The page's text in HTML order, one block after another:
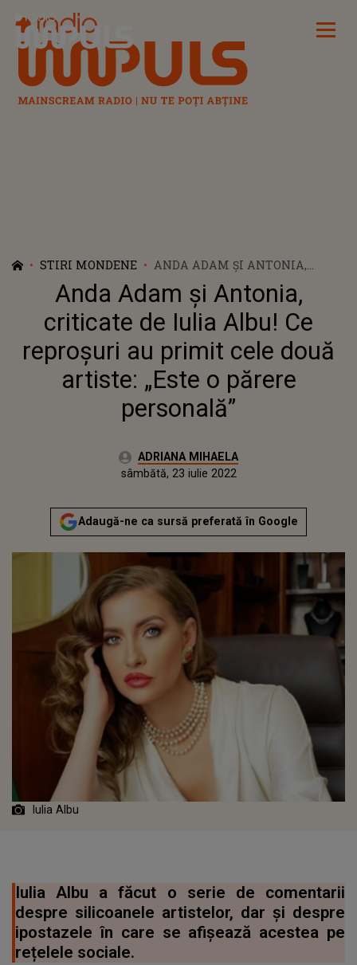
Radio Impuls
STIRI MONDENE
ANDA ADAM ȘI ANTONIA,
CRITICATE DE IULIA ALBU! CE
REPROȘURI AU PRIMIT CELE
DOUĂ ARTISTE: „ESTE O PĂRERE
PERSONALĂ”
Anda Adam și Antonia,
criticate de Iulia Albu! Ce
reproșuri au primit cele două
artiste: „Este o părere
personală”
Autor:ADRIANA MIHAELA
miercuri, 12 mai 2021Actualizat:
sâmbătă, 23 iulie 2022
Adaugă-ne ca sursă preferată în Google
Iulia Albu
Iulia Albu a făcut o serie de comentarii
despre silicoanele artistelor, dar și despre
ipostazele în care se afișează acestea pe
rețelele sociale.